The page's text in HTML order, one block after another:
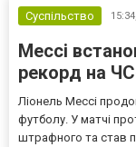
Суспільство
15:34,
Мессі
рекорд на
Ліонель Мессі
футболу. У матчі
штрафного та став